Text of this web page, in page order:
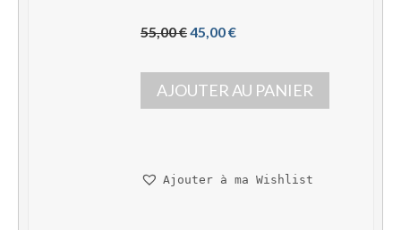
55,00 €L
p
r
i
i
45,00 €L
p
r
i
t
AJOUTER AU PANIER
Ajouter à ma Wishlist